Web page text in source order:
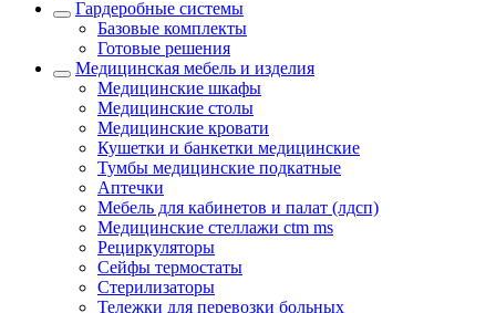
Гардеробные системы
Базовые комплекты
Готовые решения
Медицинская мебель и изделия
Медицинские шкафы
Медицинские столы
Медицинские кровати
Кушетки и банкетки медицинские
Тумбы медицинские подкатные
Аптечки
Мебель для кабинетов и палат (лдсп)
Медицинские стеллажи ctm ms
Рециркуляторы
Сейфы термостаты
Стерилизаторы
Тележки для перевозки больных